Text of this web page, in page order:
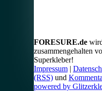
FORESURE.de
zusammengehalten
Superkleber!
Impressum|
(RSS)und
powered by